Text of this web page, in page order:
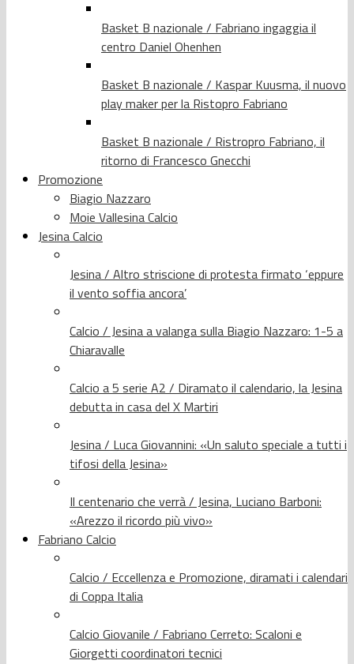
Basket B nazionale / Fabriano ingaggia il
centro Daniel Ohenhen
Basket B nazionale / Kaspar Kuusma, il nuovo
play maker per la Ristopro Fabriano
Basket B nazionale / Ristropro Fabriano, il
ritorno di Francesco Gnecchi
Promozione
Biagio Nazzaro
Moie Vallesina Calcio
Jesina Calcio
Jesina / Altro striscione di protesta firmato ‘eppure
il vento soffia ancora’
Calcio / Jesina a valanga sulla Biagio Nazzaro: 1-5 a
Chiaravalle
Calcio a 5 serie A2 / Diramato il calendario, la Jesina
debutta in casa del X Martiri
Jesina / Luca Giovannini: «Un saluto speciale a tutti i
tifosi della Jesina»
Il centenario che verrà / Jesina, Luciano Barboni:
«Arezzo il ricordo più vivo»
Fabriano Calcio
Calcio / Eccellenza e Promozione, diramati i calendari
di Coppa Italia
Calcio Giovanile / Fabriano Cerreto: Scaloni e
Giorgetti coordinatori tecnici